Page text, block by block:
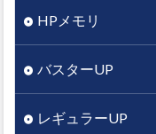
HPメモリ
バスターUP
レギュラーUP